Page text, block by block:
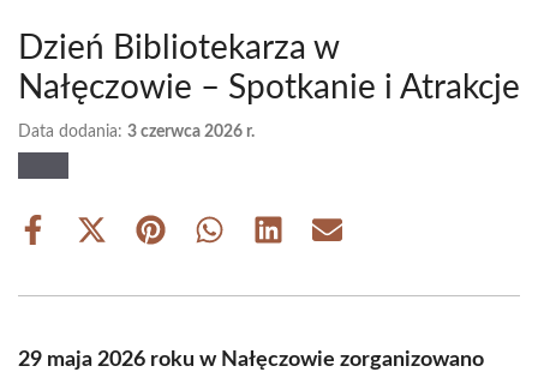
Dzień Bibliotekarza w
Nałęczowie – Spotkanie i Atrakcje
Data dodania: 3 czerwca 2026 r.
Share
Share
(Twitter)
Share Share Share Share
29 maja 2026 roku w Nałęczowie zorganizowano